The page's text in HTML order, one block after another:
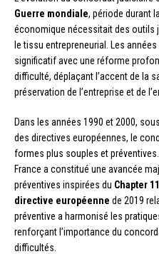
Guerre mondiale, période durant
économique nécessitait des outils
le tissu entrepreneurial. Les
significatif avec une réforme
difficulté, déplaçant l’accent de la
préservation de l’entreprise et de
Dans les années 1990 et 2000,
des directives européennes, le
formes plus souples et préventives.
France a constitué une avancée
préventives inspirées du Chapter 11
directive européenne de 2019
préventive a harmonisé les
renforçant l’importance du
difficultés.